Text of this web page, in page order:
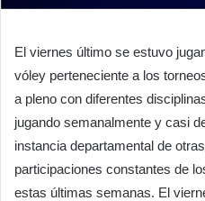
El viernes último se estuvo
vóley perteneciente a los
a pleno con diferentes
jugando semanalmente y casi
instancia departamental de
participaciones constantes de
estas últimas semanas. El